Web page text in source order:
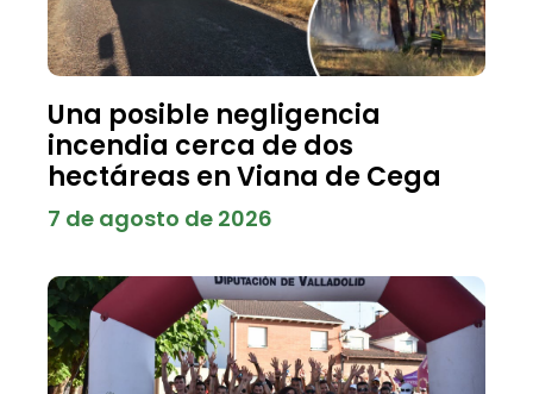
Una posible negligencia
incendia cerca de dos
hectáreas en Viana de Cega
7 de agosto de 2026